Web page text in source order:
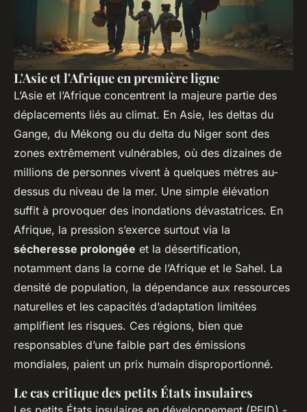
L'Asie et l'Afrique en première ligne
L’Asie et l’Afrique concentrent la majeure partie des
déplacements liés au climat. En Asie, les deltas du
Gange, du Mékong ou du delta du Niger sont des
zones extrêmement vulnérables, où des dizaines de
millions de personnes vivent à quelques mètres au-
dessus du niveau de la mer. Une simple élévation
suffit à provoquer des inondations dévastatrices. En
Afrique, la pression s’exerce surtout via la
sécheresse prolongée et la désertification,
notamment dans la corne de l’Afrique et le Sahel. La
densité de population, la dépendance aux ressources
naturelles et les capacités d’adaptation limitées
amplifient les risques. Ces régions, bien que
responsables d’une faible part des émissions
mondiales, paient un prix humain disproportionné.
Le cas critique des petits États insulaires